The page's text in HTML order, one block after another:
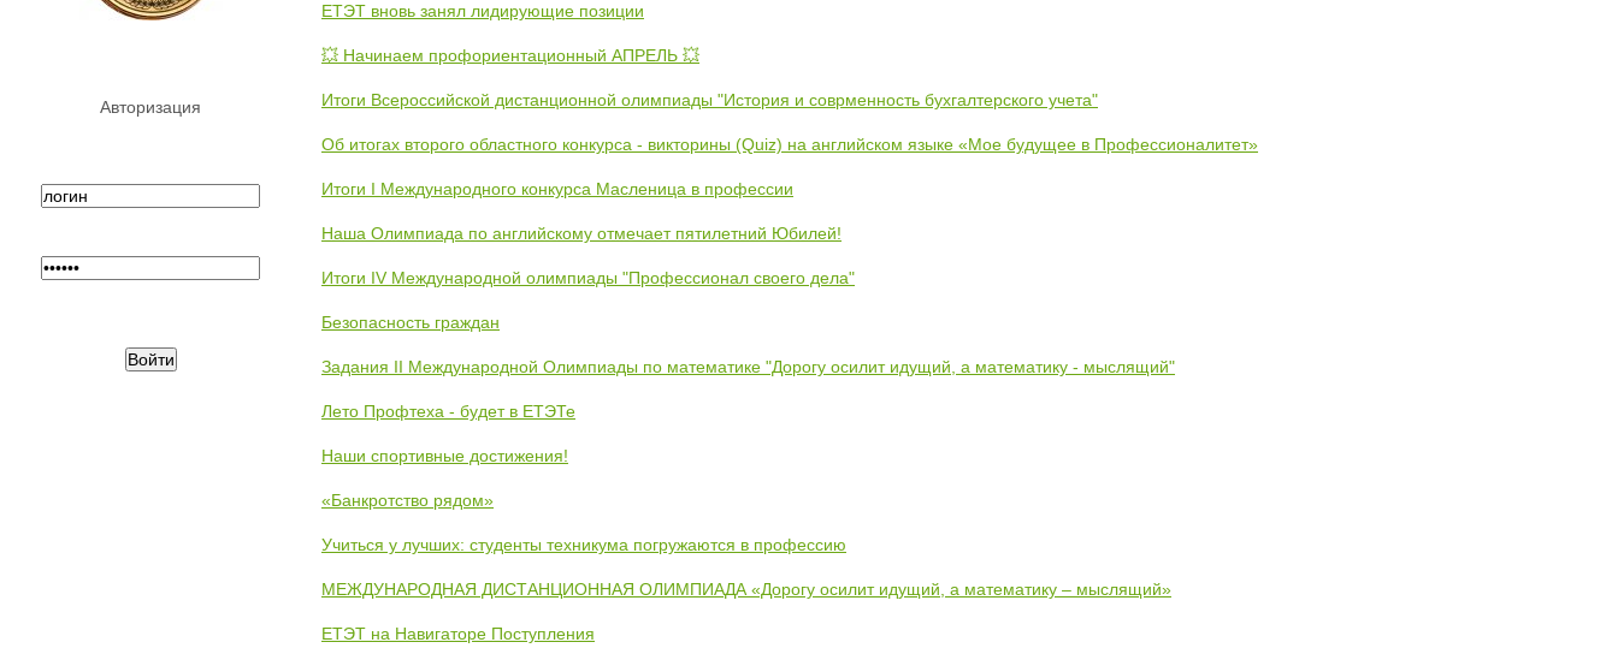
Авторизация
ЕТЭТ вновь занял лидирующие позиции
💥 Начинаем профориентационный АПРЕЛЬ 💥
Итоги Всероссийской дистанционной олимпиады "История и соврменность бухгалтерского учета"
Об итогах второго областного конкурса - викторины (Quiz) на английском языке «Мое будущее в Профессионалитет»
Итоги I Международного конкурса Масленица в профессии
Наша Олимпиада по английскому отмечает пятилетний Юбилей!
Итоги IV Международной олимпиады "Профессионал своего дела"
Безопасность граждан
Задания II Международной Олимпиады по математике "Дорогу осилит идущий, а математику - мыслящий"
Лето Профтеха - будет в ЕТЭТе
Наши спортивные достижения!
«Банкротство рядом»
Учиться у лучших: студенты техникума погружаются в профессию
МЕЖДУНАРОДНАЯ ДИСТАНЦИОННАЯ ОЛИМПИАДА «Дорогу осилит идущий, а математику – мыслящий»
ЕТЭТ на Навигаторе Поступления